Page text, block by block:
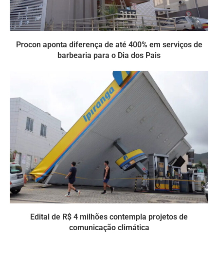
Procon aponta diferença de até 400% em serviços de
barbearia para o Dia dos Pais
Edital de R$ 4 milhões contempla projetos de
comunicação climática